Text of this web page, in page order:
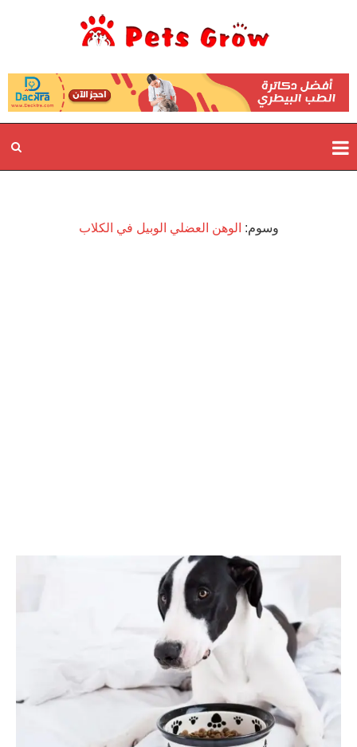
وسوم: الوهن العضلي الوبيل في الكلاب